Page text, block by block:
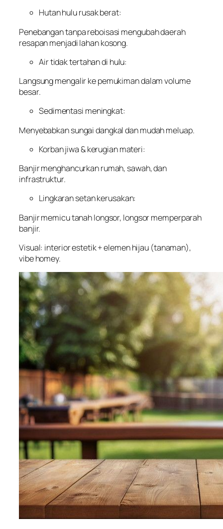
Hutan hulu rusak berat:
Penebangan tanpa reboisasi mengubah daerah
resapan menjadi lahan kosong.
Air tidak tertahan di hulu:
Langsung mengalir ke pemukiman dalam volume
besar.
Sedimentasi meningkat:
Menyebabkan sungai dangkal dan mudah meluap.
Korban jiwa & kerugian materi:
Banjir menghancurkan rumah, sawah, dan
infrastruktur.
Lingkaran setan kerusakan:
Banjir memicu tanah longsor, longsor memperparah
banjir.
Visual: interior estetik + elemen hijau (tanaman),
vibe homey.